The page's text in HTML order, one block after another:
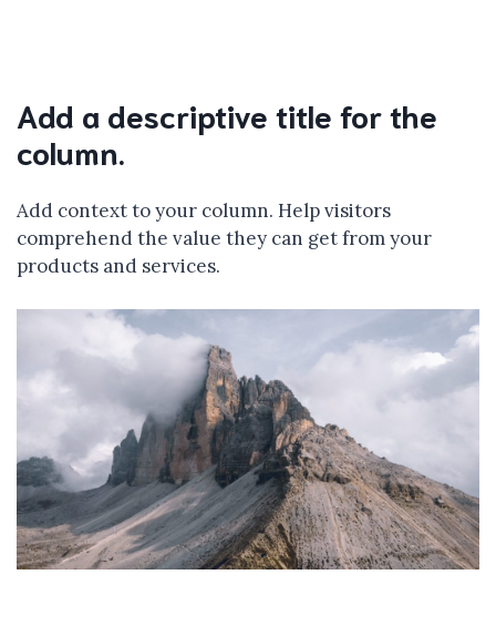
Add a descriptive title for the
column.
Add context to your column. Help visitors
comprehend the value they can get from your
products and services.